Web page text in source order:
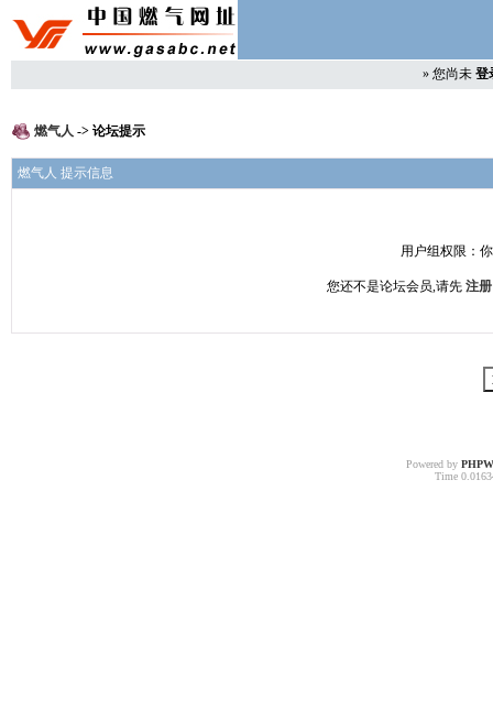
» 您尚未 登
燃气人 -> 论坛提示
燃气人 提示信息
用户组权限：
您还不是论坛会员,请先 注册
Powered by
Time